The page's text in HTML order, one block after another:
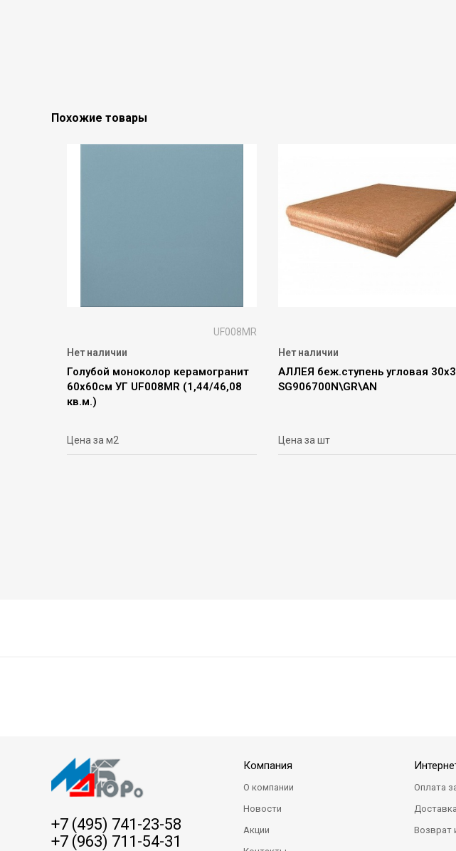
Похожие товары
UF008MR
Нет наличии
Голубой моноколор керамогранит
60х60см УГ UF008MR (1,44/46,08
кв.м.)
Цена за м2
Нет наличии
АЛЛЕЯ беж.ступень угловая
SG906700N\GR\AN
Цена за шт
+7 (495) 741-23-58
+7 (963) 711-54-31
Компания
О компании
Новости
Акции
Оплата
Возврат